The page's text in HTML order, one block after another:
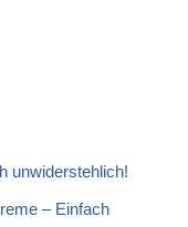
unwiderstehlich!
– Einfach